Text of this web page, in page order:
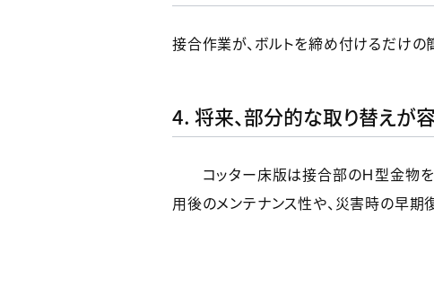
接合作業が、ボルトを締め付けるだけの
4. 将来、部分的な取り替えが
コッター床版は接合部のＨ型金物を
用後のメンテナンス性や、災害時の早期